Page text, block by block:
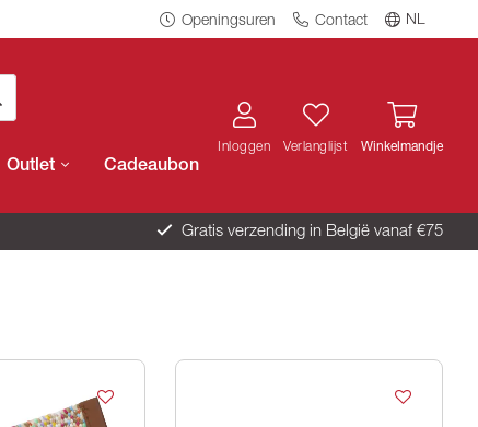
Openingsuren NL
Contact
Outlet Cadeaubon
Inloggen Verlanglijst Winkelmandje
Gratis verzending in België vanaf €75